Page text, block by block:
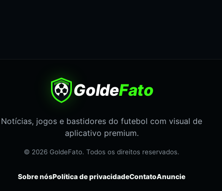
GoldeFato
Notícias, jogos e bastidores do futebol com visual de
aplicativo premium.
© 2026 GoldeFato. Todos os direitos reservados.
Sobre nósPolítica de privacidadeContatoAnuncie